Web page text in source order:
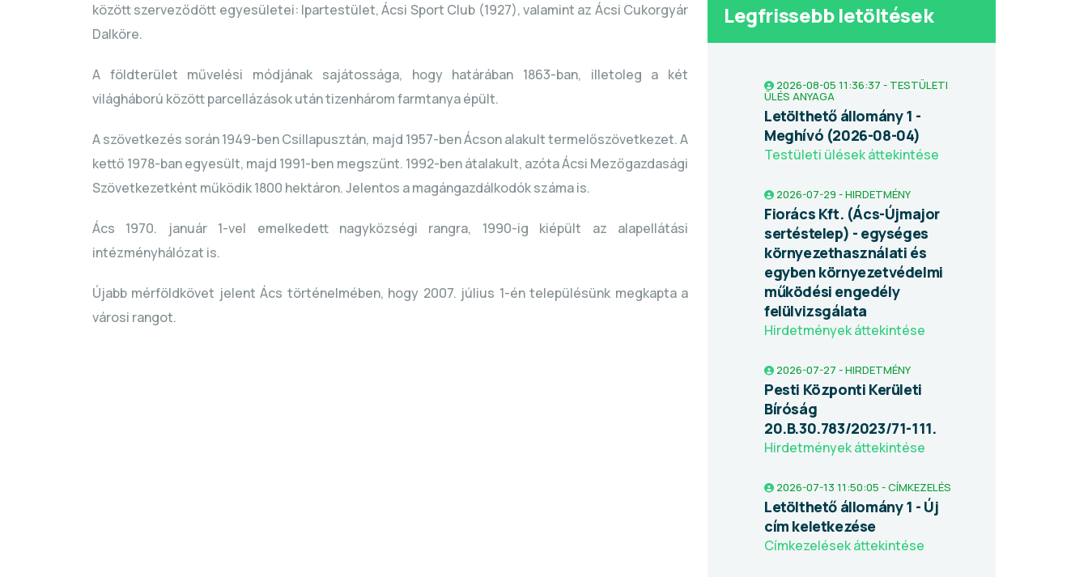
között szerveződött egyesületei: Ipartestület, Ácsi Sport Club (1927), valamint az Ácsi Cukorgyár
Dalköre.
A földterület művelési módjának sajátossága, hogy határában 1863-ban, illetoleg a két
világháború között parcellázások után tizenhárom farmtanya épült.
A szövetkezés során 1949-ben Csillapusztán, majd 1957-ben Ácson alakult termelőszövetkezet. A
kettő 1978-ban egyesült, majd 1991-ben megszűnt. 1992-ben átalakult, azóta Ácsi Mezőgazdasági
Szövetkezetként működik 1800 hektáron. Jelentos a magángazdálkodók száma is.
Ács 1970. január 1-vel emelkedett nagyközségi rangra, 1990-ig kiépült az alapellátási
intézményhálózat is.
Újabb mérföldkövet jelent Ács történelmében, hogy 2007. július 1-én településünk megkapta a
városi rangot.
Legfrissebb letöltések
2026-08-05 11:36:37 - TESTÜLETI
ÜLÉS ANYAGA
Letölthető állomány 1 -
Meghívó (2026-08-04)
Testületi ülések áttekintése
2026-07-29 - HIRDETMÉNY
Fiorács Kft. (Ács-Újmajor
sertéstelep) - egységes
környezethasználati és
egyben környezetvédelmi
működési engedély
felülvizsgálata
Hirdetmények áttekintése
2026-07-27 - HIRDETMÉNY
Pesti Központi Kerületi
Bíróság
20.B.30.783/2023/71-111.
Hirdetmények áttekintése
2026-07-13 11:50:05 - CÍMKEZELÉS
Letölthető állomány 1 - Új
cím keletkezése
Címkezelések áttekintése